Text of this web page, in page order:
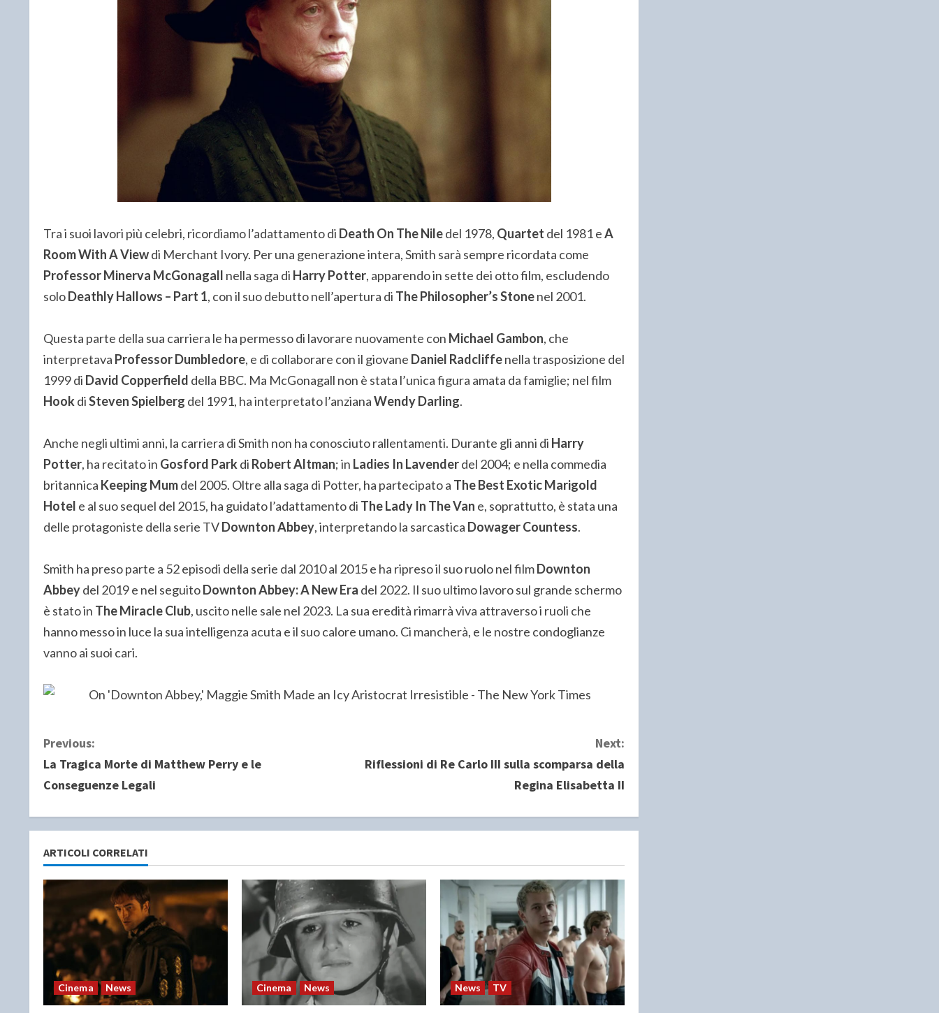
Tra i suoi lavori più celebri, ricordiamo l’adattamento di Death On The Niledel 1978, Quartet del 1981 eA
Room With A Viewdi Merchant Ivory. Per una generazione intera, Smith sarà sempre ricordata come
Professor Minerva McGonagall nella saga di Harry Potter, apparendo in sette dei otto film, escludendo
soloDeathly Hallows – Part 1, con il suo debutto nell’apertura di The Philosopher’s Stonenel 2001.
Questa parte della sua carriera le ha permesso di lavorare nuovamente con Michael Gambon, che
interpretava Professor Dumbledore, e di collaborare con il giovane Daniel Radcliffenella trasposizione del
1999 di David Copperfield della BBC. Ma McGonagall non è stata l’unica figura amata da famiglie; nel film
HookdiSteven Spielberg del 1991, ha interpretato l’anzianaWendy Darling.
Anche negli ultimi anni, la carriera di Smith non ha conosciuto rallentamenti. Durante gli anni di Harry
Potter, ha recitato in Gosford Parkdi Robert Altman; in Ladies In Lavenderdel 2004; e nella commedia
britannica Keeping Mumdel 2005. Oltre alla saga di Potter, ha partecipato a The Best Exotic Marigold
Hotel e al suo sequel del 2015, ha guidato l’adattamento di The Lady In The Van e, soprattutto, è stata una
delle protagoniste della serie TVDownton Abbey, interpretando la sarcastica Dowager Countess.
Smith ha preso parte a 52 episodi della serie dal 2010 al 2015 e ha ripreso il suo ruolo nel filmDownton
Abbeydel 2019 e nel seguitoDownton Abbey: A New Era del 2022. Il suo ultimo lavoro sul grande schermo
è stato in The Miracle Club, uscito nelle sale nel 2023. La sua eredità rimarrà viva attraverso i ruoli che
hanno messo in luce la sua intelligenza acuta e il suo calore umano. Ci mancherà, e le nostre condoglianze
vanno ai suoi cari.
C
o
t
i
n
u
e
R
Previous:
La Tragica Morte di Matthew Perry e le
Conseguenze Legali
Next:
Riflessioni di Re Carlo III sulla scomparsa della
Regina Elisabetta II
ARTICOLI CORRELATI
Cinema News Cinema News News TV